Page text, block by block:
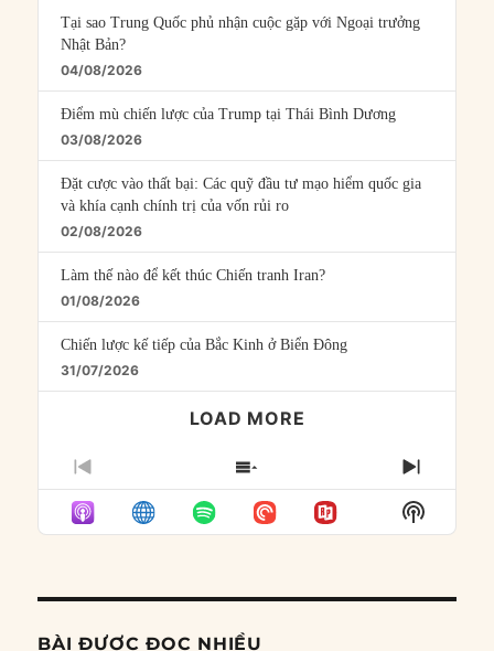
Tại sao Trung Quốc phủ nhận cuộc gặp với Ngoại trưởng
Nhật Bản?
04/08/2026
Điểm mù chiến lược của Trump tại Thái Bình Dương
03/08/2026
Đặt cược vào thất bại: Các quỹ đầu tư mạo hiểm quốc gia
và khía cạnh chính trị của vốn rủi ro
02/08/2026
Làm thế nào để kết thúc Chiến tranh Iran?
01/08/2026
Chiến lược kế tiếp của Bắc Kinh ở Biển Đông
31/07/2026
LOAD MORE
PREVIOUS
EPISODE
SHOW
EPISODES
LIST
NEXT
Show
Podcast
BÀI ĐƯỢC ĐỌC NHIỀU